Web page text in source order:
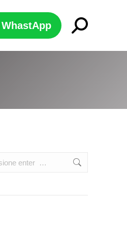
WhastApp Search: